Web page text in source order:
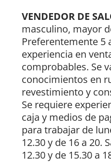
VENDEDOR DE
masculino, mayor
Preferentemente 5
experiencia en
comprobables. Se
conocimientos en
revestimiento y
Se requiere
caja y medios de
para trabajar de
12.30 y de 16 a 20.
12.30 y de 15.30 a